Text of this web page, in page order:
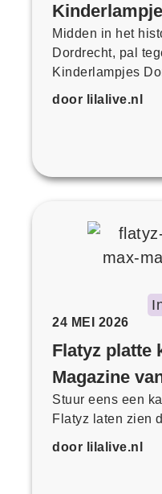
Midden in het
Dordrecht, pal
Kinderlampjes
door lilalive.nl
24 MEI 2026
Flatyz platte
Magazine
Stuur eens een
Flatyz laten zien
door lilalive.nl